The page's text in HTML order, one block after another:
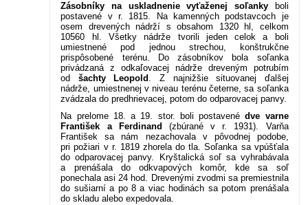
Zásobníky na uskladnenie vyťaženej soľanky boli
postavené v r. 1815. Na kamenných podstavcoch je
osem drevených nádrží s obsahom 1320 hl, celkom
10560 hl. Všetky nádrže tvorili jeden celok a boli
umiestnené pod jednou strechou, konštrukčne
prispôsobené terénu. Do zásobníkov bola soľanka
privádzaná z odkaľovacej nádrže dreveným potrubím
od šachty Leopold . Z najnižšie situovanej ďalšej
nádrže, umiestnenej v niveau terénu četerne, sa soľanka
zvádzala do predhrievacej, potom do odparovacej panvy.
Na prelome 18. a 19. stor. boli postavenédve varne
František a Ferdinand
(zbúrané v r. 1931). Varňa
František sa nám nezachovala v pôvodnej podobe,
pri požiari v r. 1819 zhorela do tla. Soľanka sa vpúšťala
do odparovacej panvy. Kryštalická soľ sa vyhrabávala
a prenášala do odkvapových komôr, kde sa soľ
ponechala asi 24 hod. Drevenými zvodmi sa premiestnila
do sušiarní a po 8 a viac hodinách sa potom prenášala
do skladu alebo expedovala.